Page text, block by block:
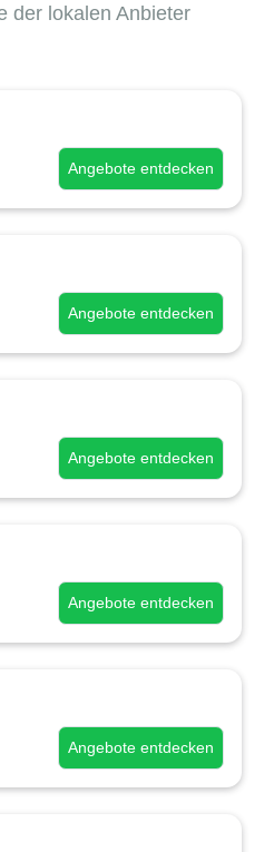
der lokalen Anbieter
Angebote entdecken
Angebote entdecken
Angebote entdecken
Angebote entdecken
Angebote entdecken